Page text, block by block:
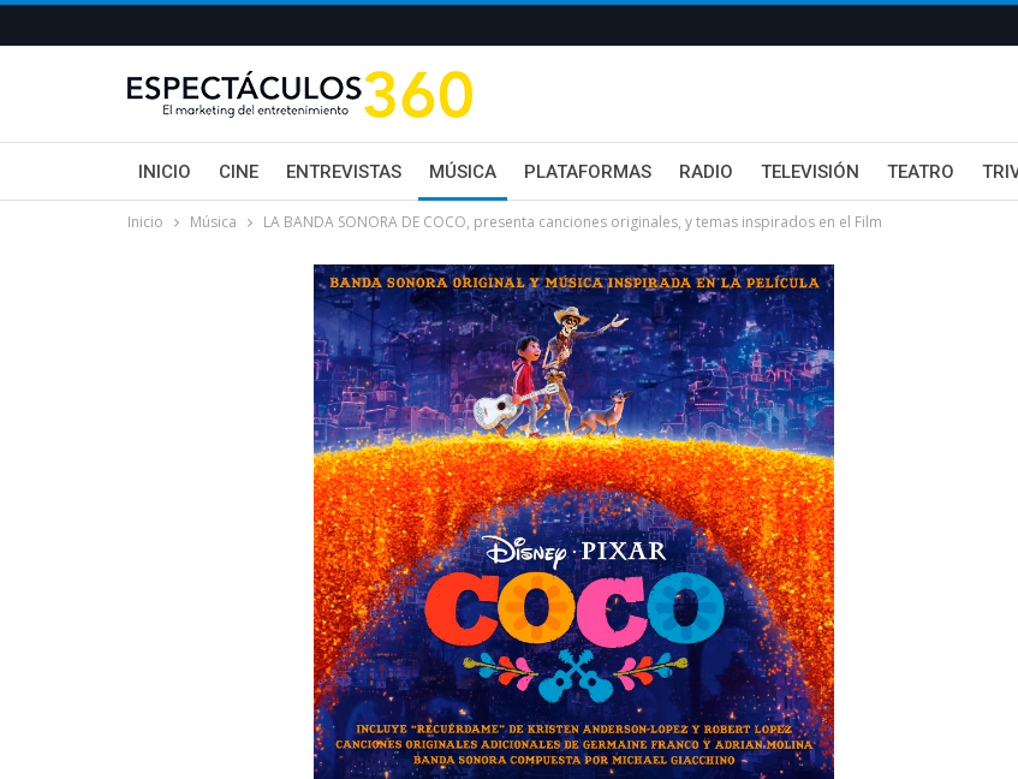
INICIO CINE ENTREVISTAS MÚSICA PLATAFORMAS RADIO TELEVISIÓN TEATRO
Inicio Música LA BANDA SONORA DE COCO, presenta canciones originales, y temas inspirados en el Film